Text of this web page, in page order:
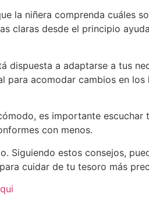
la niñera comprenda cuáles
claras desde el principio
dispuesta a adaptarse a tus
para acomodar cambios en los
es importante escuchar
con menos.
Siguiendo estos consejos,
cuidar de tu tesoro más